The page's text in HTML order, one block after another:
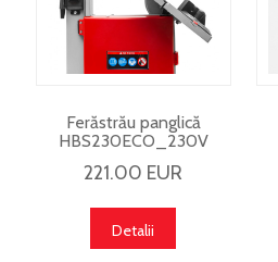
Ferăstrău panglică
HBS230ECO_230V
221.00 EUR
Detalii